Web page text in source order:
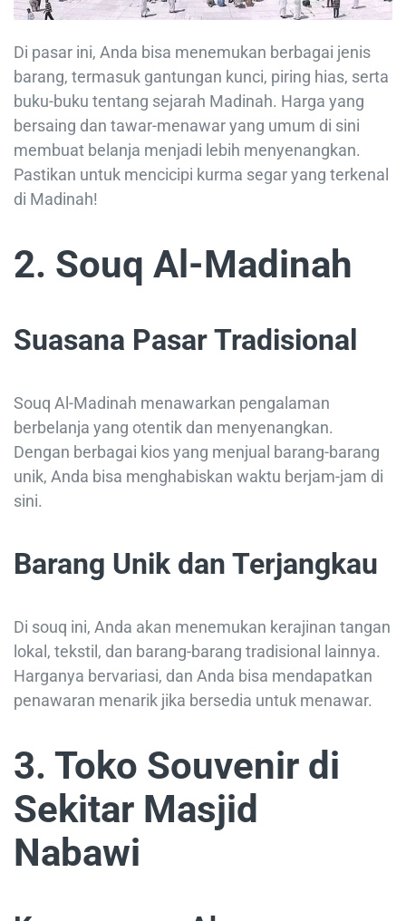
Di pasar ini, Anda bisa menemukan berbagai jenis
barang, termasuk gantungan kunci, piring hias, serta
buku-buku tentang sejarah Madinah. Harga yang
bersaing dan tawar-menawar yang umum di sini
membuat belanja menjadi lebih menyenangkan.
Pastikan untuk mencicipi kurma segar yang terkenal
di Madinah!
2. Souq Al-Madinah
Suasana Pasar Tradisional
Souq Al-Madinah menawarkan pengalaman
berbelanja yang otentik dan menyenangkan.
Dengan berbagai kios yang menjual barang-barang
unik, Anda bisa menghabiskan waktu berjam-jam di
sini.
Barang Unik dan Terjangkau
Di souq ini, Anda akan menemukan kerajinan tangan
lokal, tekstil, dan barang-barang tradisional lainnya.
Harganya bervariasi, dan Anda bisa mendapatkan
penawaran menarik jika bersedia untuk menawar.
3. Toko Souvenir di
Sekitar Masjid
Nabawi